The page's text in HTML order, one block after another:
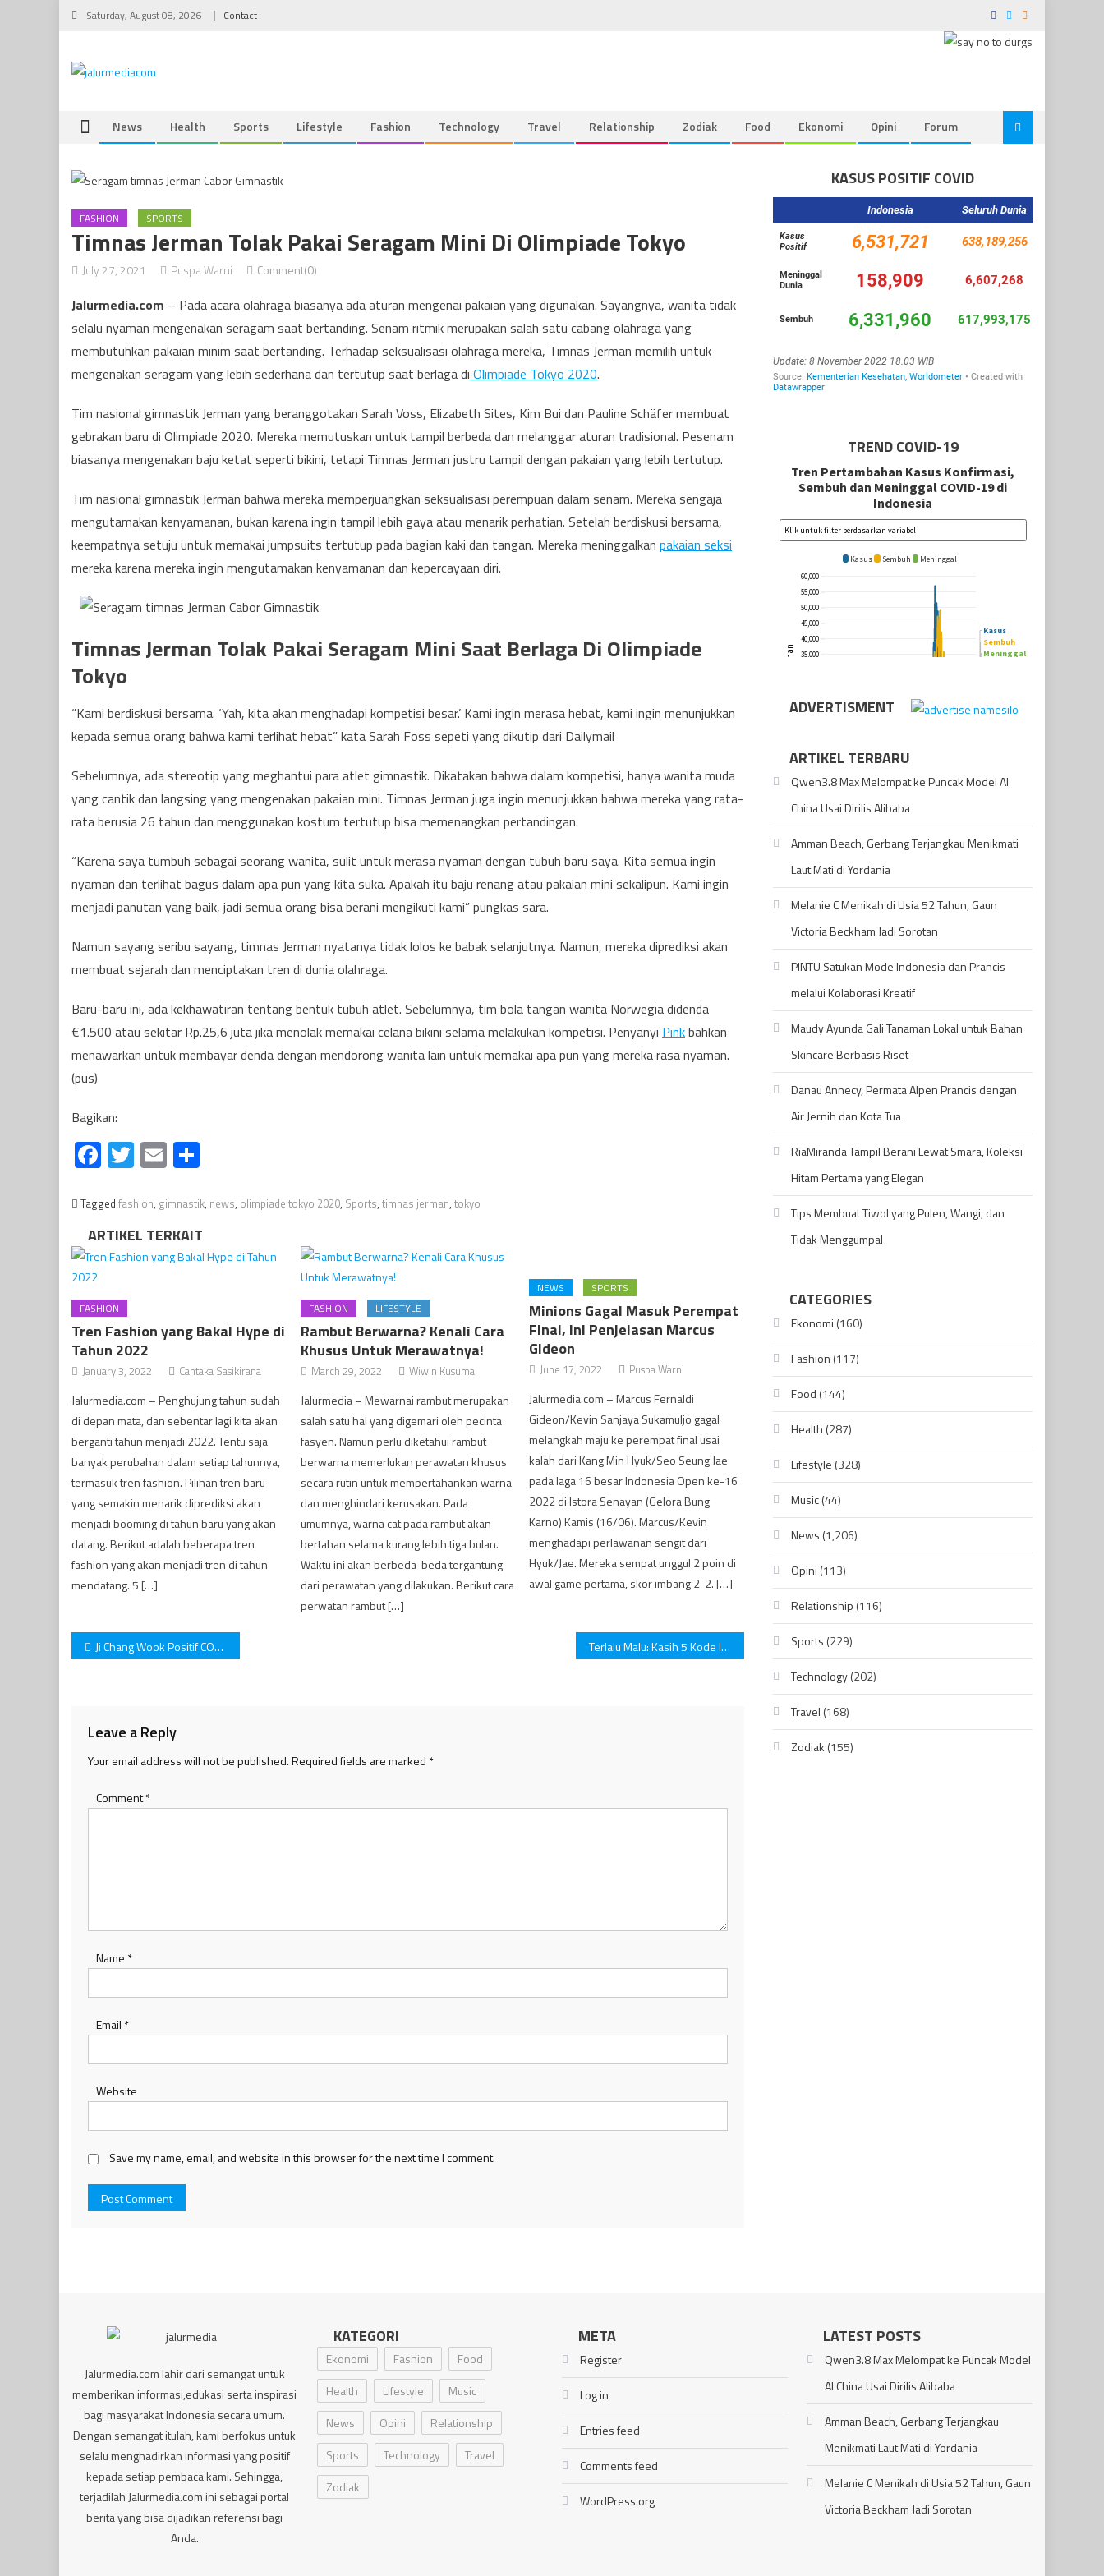
Skip
Saturday, August 08, 2026 Contact
News Health Sports Lifestyle Fashion Technology Travel Relationship Zodiak Food Ekonomi Opini Forum
FASHION SPORTS
Timnas Jerman Tolak Pakai Seragam Mini Di Olimpiade Tokyo
July 27, 2021 Puspa Warni Comment(0)
Jalurmedia.com – Pada acara olahraga biasanya ada aturan mengenai pakaian yang digunakan. Sayangnya, wanita tidak
selalu nyaman mengenakan seragam saat bertanding. Senam ritmik merupakan salah satu cabang olahraga yang
membutuhkan pakaian minim saat bertanding. Terhadap seksualisasi olahraga mereka, Timnas Jerman memilih untuk
mengenakan seragam yang lebih sederhana dan tertutup saat berlaga di Olimpiade Tokyo 2020.
Tim nasional gimnastik Jerman yang beranggotakan Sarah Voss, Elizabeth Sites, Kim Bui dan Pauline Schäfer membuat
gebrakan baru di Olimpiade 2020. Mereka memutuskan untuk tampil berbeda dan melanggar aturan tradisional. Pesenam
biasanya mengenakan baju ketat seperti bikini, tetapi Timnas Jerman justru tampil dengan pakaian yang lebih tertutup.
Tim nasional gimnastik Jerman bahwa mereka memperjuangkan seksualisasi perempuan dalam senam. Mereka sengaja
mengutamakan kenyamanan, bukan karena ingin tampil lebih gaya atau menarik perhatian. Setelah berdiskusi bersama,
keempatnya setuju untuk memakai jumpsuits tertutup pada bagian kaki dan tangan. Mereka meninggalkan pakaian seksi
mereka karena mereka ingin mengutamakan kenyamanan dan kepercayaan diri.
Timnas Jerman Tolak Pakai Seragam Mini Saat Berlaga Di Olimpiade
Tokyo
“Kami berdiskusi bersama. ‘Yah, kita akan menghadapi kompetisi besar.’ Kami ingin merasa hebat, kami ingin menunjukkan
kepada semua orang bahwa kami terlihat hebat” kata Sarah Foss sepeti yang dikutip dari Dailymail
Sebelumnya, ada stereotip yang meghantui para atlet gimnastik. Dikatakan bahwa dalam kompetisi, hanya wanita muda
yang cantik dan langsing yang mengenakan pakaian mini. Timnas Jerman juga ingin menunjukkan bahwa mereka yang rata-
rata berusia 26 tahun dan menggunakan kostum tertutup bisa memenangkan pertandingan.
“Karena saya tumbuh sebagai seorang wanita, sulit untuk merasa nyaman dengan tubuh baru saya. Kita semua ingin
nyaman dan terlihat bagus dalam apa pun yang kita suka. Apakah itu baju renang atau pakaian mini sekalipun. Kami ingin
menjadi panutan yang baik, jadi semua orang bisa berani mengikuti kami” pungkas sara.
Namun sayang seribu sayang, timnas Jerman nyatanya tidak lolos ke babak selanjutnya. Namun, mereka diprediksi akan
membuat sejarah dan menciptakan tren di dunia olahraga.
Baru-baru ini, ada kekhawatiran tentang bentuk tubuh atlet. Sebelumnya, tim bola tangan wanita Norwegia didenda
€1.500 atau sekitar Rp.25,6 juta jika menolak memakai celana bikini selama melakukan kompetisi. Penyanyi Pinkbahkan
menawarkan untuk membayar denda dengan mendorong wanita lain untuk memakai apa pun yang mereka rasa nyaman.
(pus)
Bagikan:
Facebook
Twitter
Email
Tagged fashion, gimnastik, news, olimpiade tokyo 2020, Sports, timnas jerman, tokyo
ARTIKEL TERKAIT
FASHION
Tren Fashion yang Bakal Hype di
Tahun 2022
January 3, 2022 Cantaka Sasikirana
Jalurmedia.com – Penghujung tahun sudah
di depan mata, dan sebentar lagi kita akan
berganti tahun menjadi 2022. Tentu saja
banyak perubahan dalam setiap tahunnya,
termasuk tren fashion. Pilihan tren baru
yang semakin menarik diprediksi akan
menjadi booming di tahun baru yang akan
datang. Berikut adalah beberapa tren
fashion yang akan menjadi tren di tahun
mendatang. 5 […]
FASHION LIFESTYLE
Rambut Berwarna? Kenali Cara
Khusus Untuk Merawatnya!
March 29, 2022 Wiwin Kusuma
Jalurmedia – Mewarnai rambut merupakan
salah satu hal yang digemari oleh pecinta
fasyen. Namun perlu diketahui rambut
berwarna memerlukan perawatan khusus
secara rutin untuk mempertahankan warna
dan menghindari kerusakan. Pada
umumnya, warna cat pada rambut akan
bertahan selama kurang lebih tiga bulan.
Waktu ini akan berbeda-beda tergantung
dari perawatan yang dilakukan. Berikut cara
perwatan rambut […]
NEWS SPORTS
Minions Gagal Masuk Perempat
Final, Ini Penjelasan Marcus
Gideon
June 17, 2022 Puspa Warni
Jalurmedia.com – Marcus Fernaldi
Gideon/Kevin Sanjaya Sukamuljo gagal
melangkah maju ke perempat final usai
kalah dari Kang Min Hyuk/Seo Seung Jae
pada laga 16 besar Indonesia Open ke-16
2022 di Istora Senayan (Gelora Bung
Karno) Kamis (16/06). Marcus/Kevin
menghadapi perlawanan sengit dari
Hyuk/Jae. Mereka sempat unggul 2 poin di
awal game pertama, skor imbang 2-2. […]
Post
Ji Chang Wook Positif COVID-19, Syuting Drama Ditunda! Terlalu Malu: Kasih 5 Kode Ini biar Calon Pasanganmu Peka!
Leave a Reply
Your email address will not be published.Required fields are marked *
Comment*
Name *
Email *
Website
Save my name, email, and website in this browser for the next time I comment.
KASUS POSITIF COVID
TREND COVID-19
ADVERTISMENT
ARTIKEL TERBARU
Qwen3.8 Max Melompat ke Puncak Model AI
China Usai Dirilis Alibaba
Amman Beach, Gerbang Terjangkau Menikmati
Laut Mati di Yordania
Melanie C Menikah di Usia 52 Tahun, Gaun
Victoria Beckham Jadi Sorotan
PINTU Satukan Mode Indonesia dan Prancis
melalui Kolaborasi Kreatif
Maudy Ayunda Gali Tanaman Lokal untuk Bahan
Skincare Berbasis Riset
Danau Annecy, Permata Alpen Prancis dengan
Air Jernih dan Kota Tua
RiaMiranda Tampil Berani Lewat Smara, Koleksi
Hitam Pertama yang Elegan
Tips Membuat Tiwol yang Pulen, Wangi, dan
Tidak Menggumpal
CATEGORIES
Ekonomi (160)
Fashion (117)
Food (144)
Health (287)
Lifestyle (328)
Music(44)
News (1,206)
Opini (113)
Relationship (116)
Sports (229)
Technology(202)
Travel (168)
Zodiak (155)
Jalurmedia.com lahir dari semangat untuk
memberikan informasi,edukasi serta inspirasi
bagi masyarakat Indonesia secara umum.
Dengan semangat itulah, kami berfokus untuk
selalu menghadirkan informasi yang positif
kepada setiap pembaca kami. Sehingga,
terjadilah Jalurmedia.com ini sebagai portal
berita yang bisa dijadikan referensi bagi
Anda.
KATEGORI
Ekonomi Fashion
Food
Health
Lifestyle
Music
News
Opini
Relationship
Sports
Technology
Travel
Zodiak
META
Register
Log in
Entries feed
Comments feed
WordPress.org
LATEST POSTS
Qwen3.8 Max Melompat ke Puncak Model
AI China Usai Dirilis Alibaba
Amman Beach, Gerbang Terjangkau
Menikmati Laut Mati di Yordania
Melanie C Menikah di Usia 52 Tahun, Gaun
Victoria Beckham Jadi Sorotan